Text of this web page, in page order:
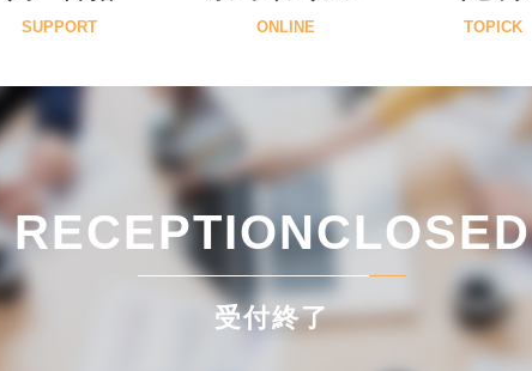
SUPPORT ONLINE TOPICK
RECEPTIONCLOSED
受付終了